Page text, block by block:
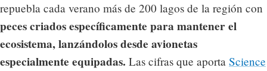
repuebla cada verano más de 200 lagos de la región con
peces criados específicamente para mantener el
ecosistema, lanzándolos desde avionetas
especialmente equipadas. Las cifras que aporta Science